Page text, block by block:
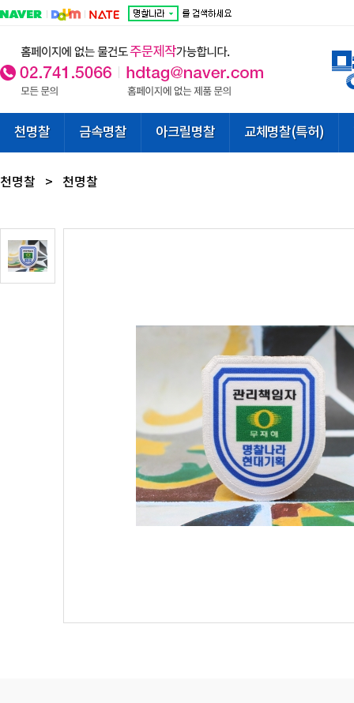
천명찰 금속명찰 아크릴명찰 교체명찰(특허)
천명찰 > 천명찰